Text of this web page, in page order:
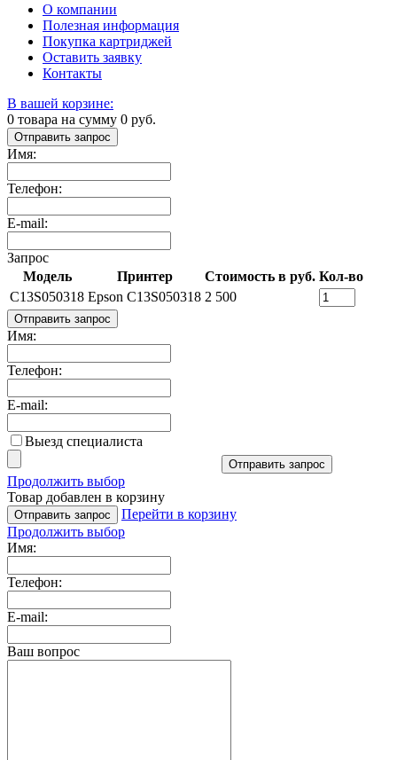
О компании
Полезная информация
Покупка картриджей
Оставить заявку
Контакты
В вашей корзине:
0 товара на сумму 0 руб.
Отправить запрос
Имя:
Телефон:
E-mail:
Запрос
Модель
Принтер Стоимость в руб. Кол-во
C13S050318 Epson C13S050318 2 500
Отправить запрос
Имя:
Телефон:
E-mail:
Выезд специалиста
Отправить запрос
Продолжить выбор
Товар добавлен в корзину
Отправить запрос
Перейти в корзину
Продолжить выбор
Имя:
Телефон:
E-mail:
Ваш вопрос